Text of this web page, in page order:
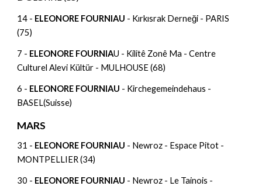
14 - ELEONORE FOURNIAU - Kırkısrak Derneği - PARIS
(75)
7 - ELEONORE FOURNIAU - Kilitê Zonê Ma - Centre
Culturel Alevi Kültür - MULHOUSE (68)
6 - ELEONORE FOURNIAU - Kirchegemeindehaus -
BASEL(Suisse)
MARS
31 - ELEONORE FOURNIAU - Newroz - Espace Pitot -
MONTPELLIER (34)
30 - ELEONORE FOURNIAU - Newroz - Le Tainois -